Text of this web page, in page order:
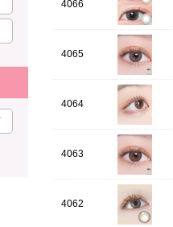
4066
4065
4064
4063
4062